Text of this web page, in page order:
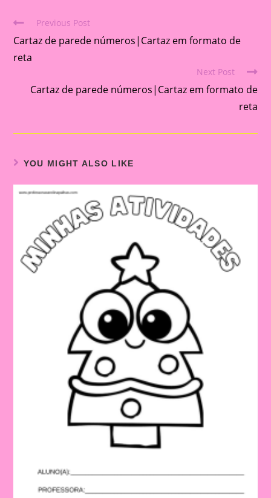
Read
more
articles
Previous Post
Cartaz de parede números|Cartaz em formato de
reta
Next Post
Cartaz de parede números|Cartaz em formato de
reta
YOU MIGHT ALSO LIKE